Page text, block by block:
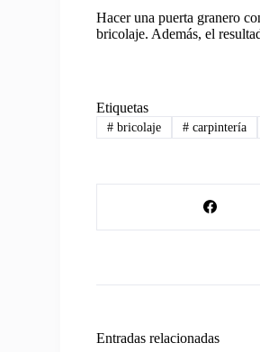
Hacer una puerta granero
bricolaje. Además, el
Etiquetas
# bricolaje #carpintería
Entradas relacionadas